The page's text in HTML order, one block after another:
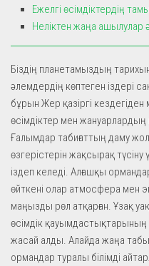
Ежелгі өсімдіктердің
Неліктен жаңа ашылулар
Біздің планетамыздың
әлемдердің көптеген іздері
бұрын Жер қазіргі кездегіден
өсімдіктер мен жануарлардың
Ғалымдар табиғаттың даму
өзгерістерін жақсырақ түсіну
іздеп келеді. Алғашқы
өйткені олар атмосфера мен
маңызды рөл атқарған. Ұзақ
өсімдік қауымдастықтарының
жасай алды. Алайда жаңа
ормандар туралы білімді